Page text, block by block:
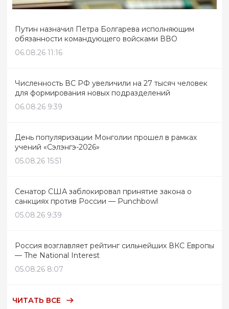
Путин назначил Петра Болгарева исполняющим
обязанности командующего войсками ВВО
06.08.26 11:16
Численность ВС РФ увеличили на 27 тысяч человек
для формирования новых подразделений
06.08.26 9:39
День популяризации Монголии прошел в рамках
учений «Сэлэнгэ-2026»
05.08.26 15:51
Сенатор США заблокировал принятие закона о
санкциях против России — Punchbowl
05.08.26 9:39
Россия возглавляет рейтинг сильнейших ВКС Европы
— The National Interest
05.08.26 8:07
ЧИТАТЬ ВСЕ